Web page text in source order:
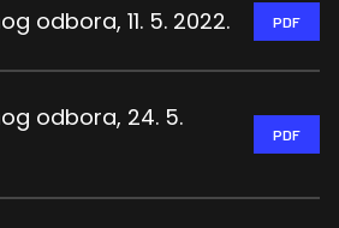
odbora, 11. 5. 2022. PDF
odbora, 24. 5.
PDF